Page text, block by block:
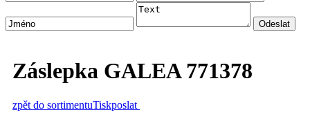
Záslepka GALEA 771378
zpět do sortimentuTiskposlat